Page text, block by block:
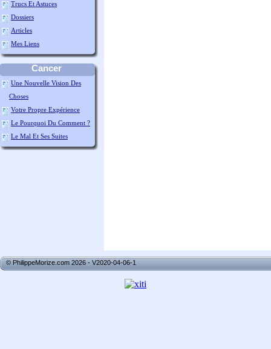
Trucs Et Astuces
Dossiers
Articles
Mes Liens
Cancer
Une Nouvelle Vision Des
Choses
Votre Propre Expérience
Le Pourquoi Du Comment ?
Le Mal Et Ses Suites
© PhilippeMorize.com 2026 - V2020-04-06-1